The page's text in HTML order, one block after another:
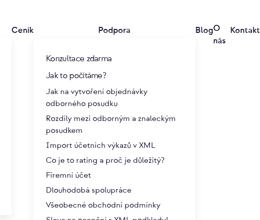
Ceník Podpora
Konzultace zdarma
Jak to počítáme?
Jak na vytvoření objednávky
odborného posudku
Rozdíly mezi odborným a znaleckým
posudkem
Import účetních výkazů v XML
Co je to rating a proč je důležitý?
Firemní účet
Dlouhodobá spolupráce
Všeobecné obchodní podmínky
BlogO
nás
Kontakt
a kupujícím
se prodávající a kupující vzájemně poznali, představili sebe i
podmínky a odpovídají vzájemně na otázky. Je to první
vyjednávání. Avšak ve skutečnosti, někdy dokonce
pro pozdější obsah smlouvy. Jsou zde často ze strany